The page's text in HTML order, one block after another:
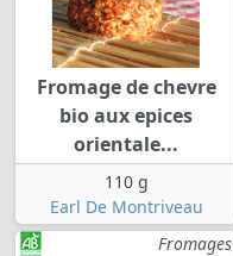
Fromage de chevre
bio aux epices
orientale...
110 g
Earl De Montriveau
Fromages